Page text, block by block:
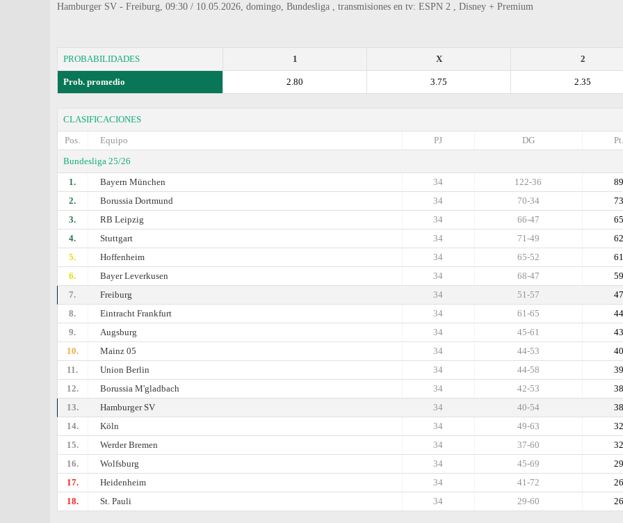
Hamburger SV - Freiburg, 09:30 / 10.05.2026, domingo, Bundesliga , transmisiones en tv: ESPN 2 , Disney + Premium
PROBABILIDADES 2
X
1
Prob. promedio 2.35
3.75
2.80
CLASIFICACIONES
Pos.
Equipo Pt.
DG
PJ
Bundesliga 25/26
1.
Bayern München 89
122-36
34
2.
Borussia Dortmund 73
70-34
34
3.
RB Leipzig 65
66-47
34
4.
Stuttgart 62
71-49
34
5.
Hoffenheim 61
65-52
34
6.
Bayer Leverkusen 59
68-47
34
7.
Freiburg 47
51-57
34
8.
Eintracht Frankfurt 44
61-65
34
9.
Augsburg 43
45-61
34
10.
Mainz 05 40
44-53
34
11.
Union Berlin 39
44-58
34
12.
Borussia M'gladbach 38
42-53
34
13.
Hamburger SV 38
40-54
34
14.
Köln 32
49-63
34
15.
Werder Bremen 32
37-60
34
16.
Wolfsburg 29
45-69
34
17.
Heidenheim 26
41-72
34
18.
St. Pauli 26
29-60
34